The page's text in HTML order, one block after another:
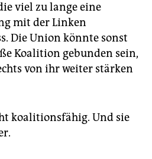
viel zu lange eine
mit der Linken
Die Union könnte sonst
Koalition gebunden sein,
von ihr weiter stärken
koalitionsfähig. Und sie